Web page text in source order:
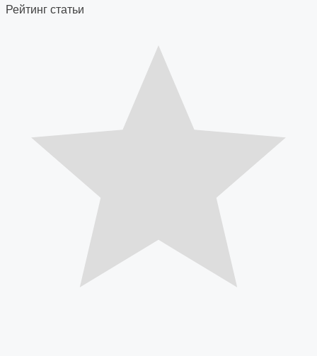
Рейтинг статьи